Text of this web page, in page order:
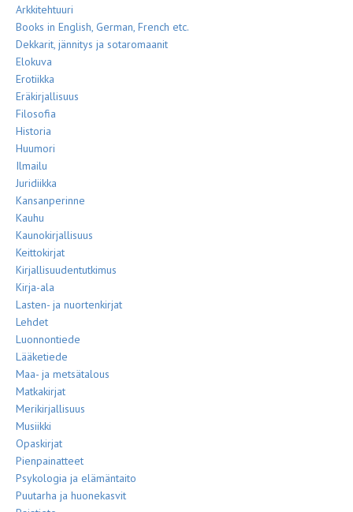
Arkkitehtuuri
Books in English, German, French etc.
Dekkarit, jännitys ja sotaromaanit
Elokuva
Erotiikka
Eräkirjallisuus
Filosofia
Historia
Huumori
Ilmailu
Juridiikka
Kansanperinne
Kauhu
Kaunokirjallisuus
Keittokirjat
Kirjallisuudentutkimus
Kirja-ala
Lasten- ja nuortenkirjat
Lehdet
Luonnontiede
Lääketiede
Maa- ja metsätalous
Matkakirjat
Merikirjallisuus
Musiikki
Opaskirjat
Pienpainatteet
Psykologia ja elämäntaito
Puutarha ja huonekasvit